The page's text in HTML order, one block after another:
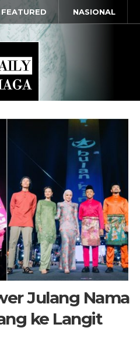
FEATURED NASIONAL
Julang Nama
ke Langit